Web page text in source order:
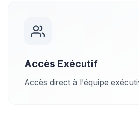
Accès Exécutif
Accès direct à l'équipe